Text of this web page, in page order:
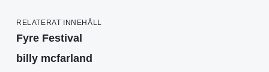
RELATERAT INNEHÅLL
Fyre Festival
billy mcfarland